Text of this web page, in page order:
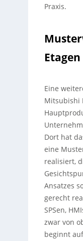
Praxis.
Etagen
Eine
Mitsubishi
Dort hat
eine
realisiert,
Ansatzes
gerecht
SPSen,
zwar von
beginnt